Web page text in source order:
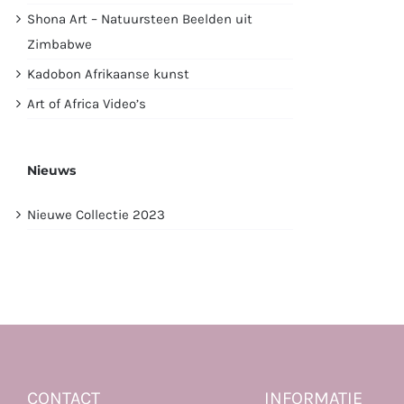
Shona Art – Natuursteen Beelden uit
Zimbabwe
Kadobon Afrikaanse kunst
Art of Africa Video’s
Nieuws
Nieuwe Collectie 2023
CONTACT INFORMATIE